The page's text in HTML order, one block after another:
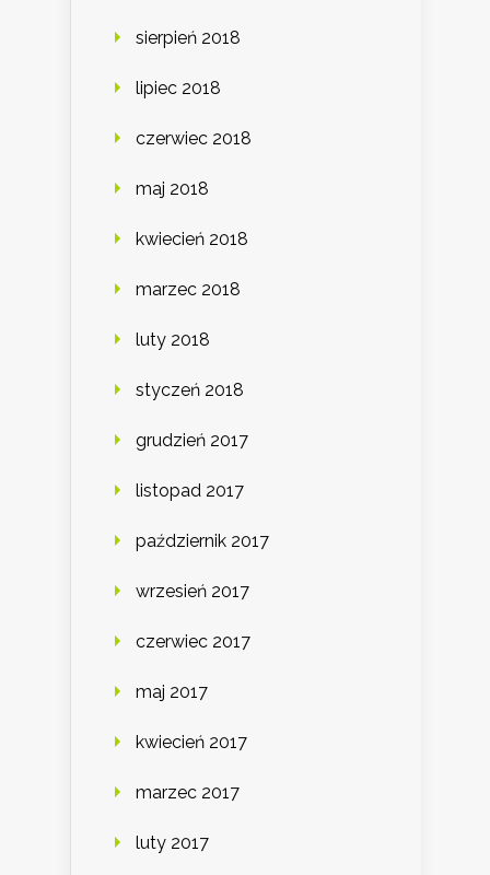
sierpień 2018
lipiec 2018
czerwiec 2018
maj 2018
kwiecień 2018
marzec 2018
luty 2018
styczeń 2018
grudzień 2017
listopad 2017
październik 2017
wrzesień 2017
czerwiec 2017
maj 2017
kwiecień 2017
marzec 2017
luty 2017